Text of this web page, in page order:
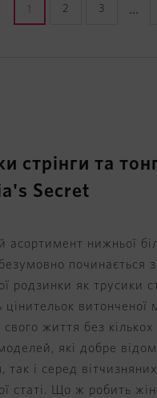
1 2 3 ...
стрінги та
Secret
асортимент нижньої
починається з
родзинки як трусики
цінительок витонченої
життя без
які добре
так і серед
статі. Що ж робить